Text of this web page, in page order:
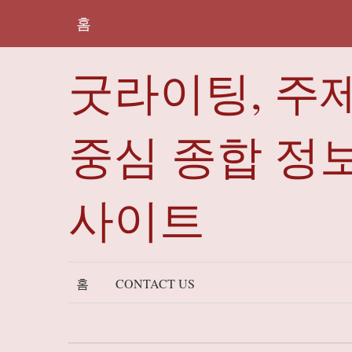
홈
굿라이팅, 주
중심 종합 정
사이트
홈 CONTACT US